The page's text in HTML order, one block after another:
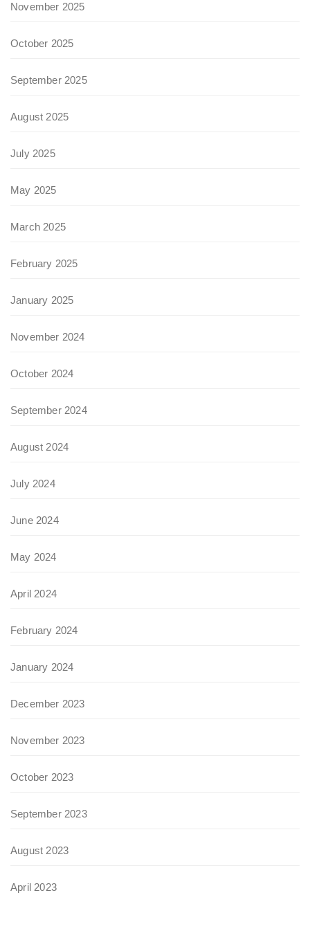
November 2025
October 2025
September 2025
August 2025
July 2025
May 2025
March 2025
February 2025
January 2025
November 2024
October 2024
September 2024
August 2024
July 2024
June 2024
May 2024
April 2024
February 2024
January 2024
December 2023
November 2023
October 2023
September 2023
August 2023
April 2023